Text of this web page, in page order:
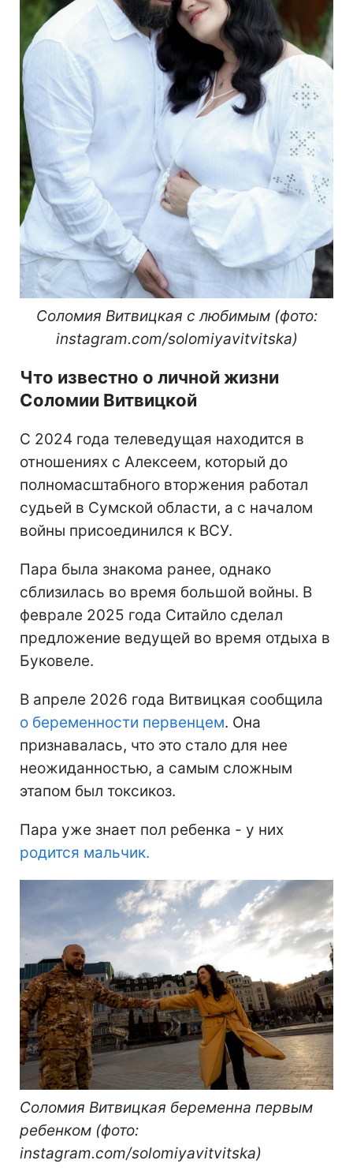
Соломия Витвицкая с любимым (фото:
instagram.com/solomiyavitvitska)
Что известно о личной жизни
Соломии Витвицкой
С 2024 года телеведущая находится в
отношениях с Алексеем, который до
полномасштабного вторжения работал
судьей в Сумской области, а с началом
войны присоединился к ВСУ.
Пара была знакома ранее, однако
сблизилась во время большой войны. В
феврале 2025 года Ситайло сделал
предложение ведущей во время отдыха в
Буковеле.
В апреле 2026 года Витвицкая сообщила
о беременности первенцем. Она
признавалась, что это стало для нее
неожиданностью, а самым сложным
этапом был токсикоз.
Пара уже знает пол ребенка - у них
родится мальчик.
Соломия Витвицкая беременна первым
ребенком (фото:
instagram.com/solomiyavitvitska)